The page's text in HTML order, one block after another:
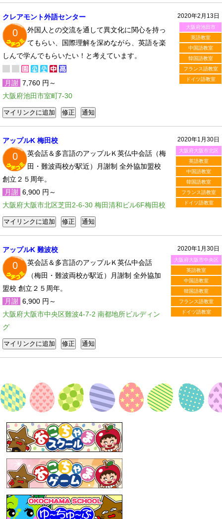
2020年2月13日
大阪府池田市
英語教室
中国語教室
韓国語教室
フランス語教室
ドイツ語教室
クレアモント外語センター
0
外国人との交流を通して異文化に関心を持っ
てもらい、国際理解を深めながら、英語を楽
しんで学んでもらいたい！と考えています。
月謝 7,760 円～
大阪府池田市室町7-30
2020年1月30日
大阪府大阪市北区
英語教室
中国語教室
韓国語教室
フランス語教室
ドイツ語教室
アップルK 梅田校
0
英会話＆多言語のアップルＫ英仏中会話（梅
田・難波両校が駅近）月謝制 全外協加盟校
創立２５周年。
月謝 6,900 円～
大阪府大阪市北区芝田2-6-30 梅田清和ビル6F梅田校
2020年1月30日
大阪府大阪市中央区
英語教室
中国語教室
韓国語教室
フランス語教室
ドイツ語教室
アップルK 難波校
0
英会話＆多言語のアップルＫ英仏中会話
（梅田・難波両校が駅近）月謝制 全外協加
盟校 創立２５周年。
月謝 6,900 円～
大阪府大阪市中央区難波4-7-2 南都地所ビルディン
グ